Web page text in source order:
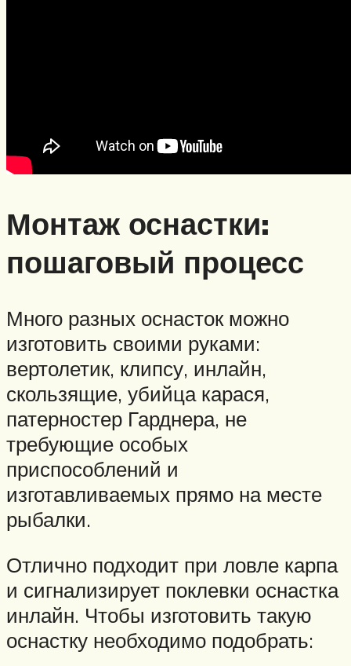
Монтаж оснастки:
пошаговый процесс
Много разных оснасток можно
изготовить своими руками:
вертолетик, клипсу, инлайн,
скользящие, убийца карася,
патерностер Гарднера, не
требующие особых
приспособлений и
изготавливаемых прямо на месте
рыбалки.
Отлично подходит при ловле карпа
и сигнализирует поклевки оснастка
инлайн. Чтобы изготовить такую
оснастку необходимо подобрать: